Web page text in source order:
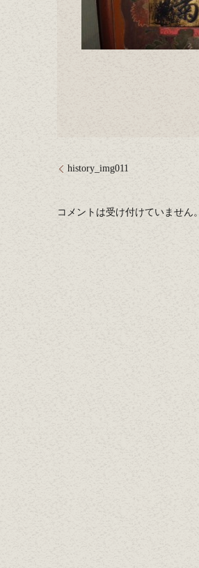
history_img011
コメントは受け付けていません。